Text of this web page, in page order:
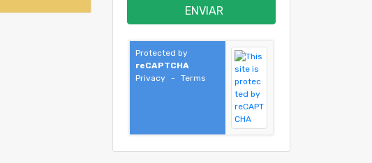
ENVIAR
Protected by
reCAPTCHA
Privacy
- Terms